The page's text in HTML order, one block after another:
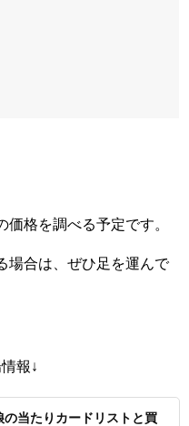
格を調べる予定です。
場合は、ぜひ足を運んで
報↓
当たりカードリストと買